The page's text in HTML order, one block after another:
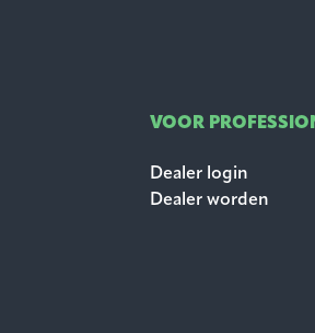
VOOR
Dealer login
Dealer worden